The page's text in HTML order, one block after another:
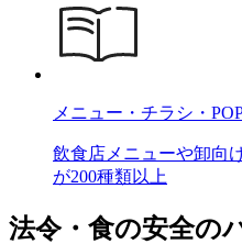
メニュー・チラシ・
飲食店メニューや卸向
が200種類以上
法令・食の安全の